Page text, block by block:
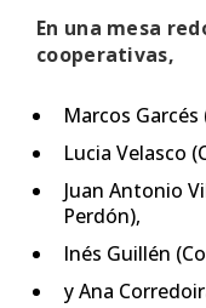
En una mesa
cooperativas,
Marcos
Lucia Velasco
Juan Antonio
Perdón),
Inés Guillén
y Ana